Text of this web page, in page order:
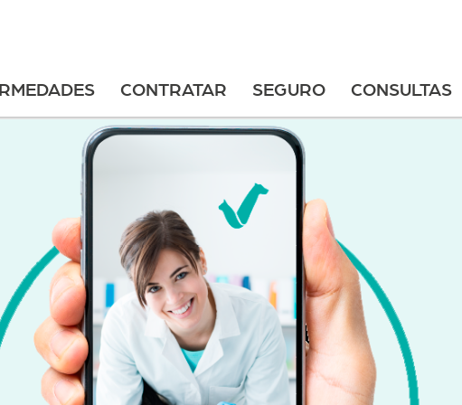
CONTRATAR SEGURO CONSULTAS